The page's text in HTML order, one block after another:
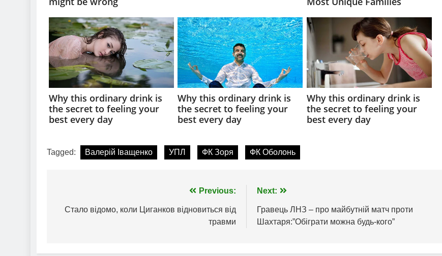
Tagged: Валерій Іващенко УПЛ ФК Зоря ФК Оболонь
записів
Previous:
Стало відомо, коли Циганков відновиться від
травми
Next:
Гравець ЛНЗ – про майбутній матч проти
Шахтаря:”Обіграти можна будь-кого”